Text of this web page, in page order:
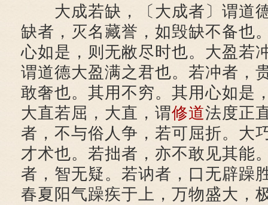
大成若缺，〔大成者〕谓道
缺者，灭名藏誉，如毁缺不备也
心如是，则无敝尽时也。大盈若
谓道德大盈满之君也。若冲者，
敢奢也。其用不穷。其用心如是
大直若屈，大直，谓修道法度正
者，不与俗人争，若可屈折。大
才术也。若拙者，亦不敢见其能
者，智无疑。若讷者，口无辟躁
春夏阳气躁疾于上，万物盛大，